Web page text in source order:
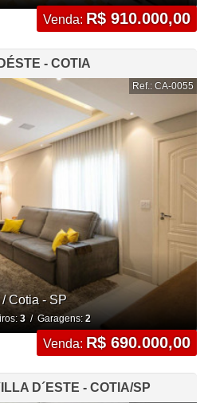
Venda: R$ 910.000,00
- COTIA
Ref.: CA-0055
Cotia - SP
3/ Garagens: 2
Venda: R$ 690.000,00
D´ESTE - COTIA/SP